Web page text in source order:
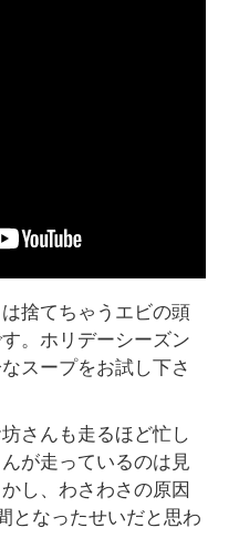
捨てちゃうエビの頭
。ホリデーシーズン
スープをお試し下さ
さんも走るほど忙し
が走っているのは見
し、わさわさの原因
となったせいだと思わ